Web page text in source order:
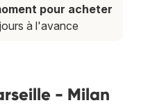
pour acheter
à l'avance
- Milan